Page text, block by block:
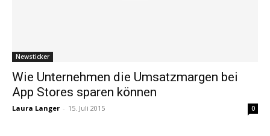
Newsticker
Wie Unternehmen die Umsatzmargen bei
App Stores sparen können
Laura Langer - 15. Juli 2015 0